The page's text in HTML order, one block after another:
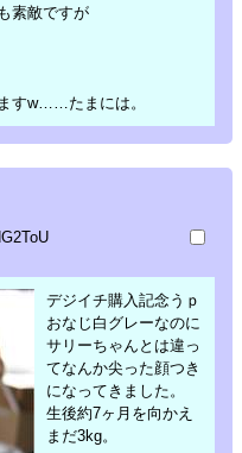
素敵ですが
すw……たまには。
デジイチ購入記念うｐ
おなじ白グレーなのに
サリーちゃんとは違っ
てなんか尖った顔つき
になってきました。
生後約7ヶ月を向かえ
まだ3kg。